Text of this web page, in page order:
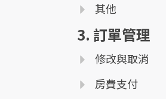
其他
3. 訂單管理
修改與取消
房費支付